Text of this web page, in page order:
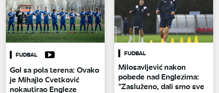
FUDBAL
Gol sa pola terena: Ovako
je Mihajlo Cvetković
nokautirao Engleze
FUDBAL
Milosavljević nakon
pobede nad Englezima:
"Zasluženo, dali smo sve